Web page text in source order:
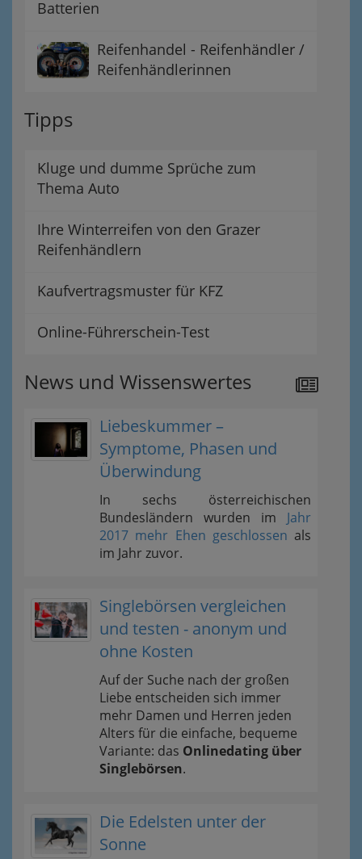
Batterien
Reifenhandel - Reifenhändler /
Reifenhändlerinnen
Tipps
Kluge und dumme Sprüche zum
Thema Auto
Ihre Winterreifen von den Grazer
Reifenhändlern
Kaufvertragsmuster für KFZ
Online-Führerschein-Test
News und Wissenswertes
Liebeskummer –
Symptome, Phasen und
Überwindung
In sechs österreichischen
Bundesländern wurden im Jahr
2017 mehr Ehen geschlossen als
im Jahr zuvor.
Singlebörsen vergleichen
und testen - anonym und
ohne Kosten
Auf der Suche nach der großen
Liebe entscheiden sich immer
mehr Damen und Herren jeden
Alters für die einfache, bequeme
Variante: das Onlinedating über
Singlebörsen.
Die Edelsten unter der
Sonne